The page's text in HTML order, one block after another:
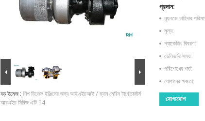
বড় ইমেজ : শিপ ডিজেল ইঞ্জিনের জন্য আইএইচআই / ম্যান মেরিন টার্বোচার্জার্স
আরএইচ সিরিজ এটি 14
প্রদান:
ন্যূনতম চাহিদার
মূল্য:
প্যাকেজিং বিবরণ:
ডেলিভারি সময়:
পরিশোধের শর্ত:
যোগানের ক্ষমতা:
যোগাযোগ